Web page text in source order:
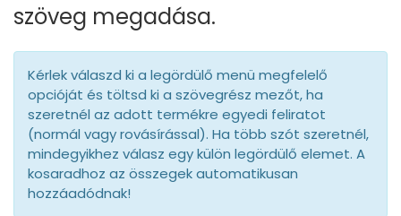
szöveg megadása.
Kérlek válaszd ki a legördülő menü megfelelő
opcióját és töltsd ki a szövegrész mezőt, ha
szeretnél az adott termékre egyedi feliratot
(normál vagy rovásírással). Ha több szót szeretnél,
mindegyikhez válasz egy külön legördülő elemet. A
kosaradhoz az összegek automatikusan
hozzáadódnak!